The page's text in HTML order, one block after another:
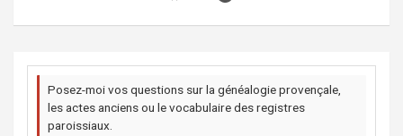
Posez-moi vos questions sur la généalogie provençale,
les actes anciens ou le vocabulaire des registres
paroissiaux.